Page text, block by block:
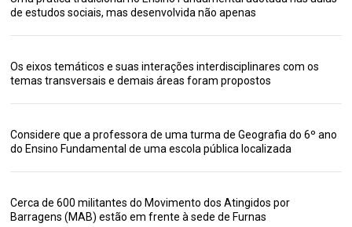
de estudos sociais, mas desenvolvida não apenas
Os eixos temáticos e suas interações interdisciplinares com os
temas transversais e demais áreas foram propostos
Considere que a professora de uma turma de Geografia do 6º ano
do Ensino Fundamental de uma escola pública localizada
Cerca de 600 militantes do Movimento dos Atingidos por
Barragens (MAB) estão em frente à sede de Furnas